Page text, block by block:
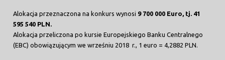
Alokacja przeznaczona na konkurs wynosi 9 700 000 Euro, tj. 41
595 540 PLN
Alokacja przeliczona po kursie Europejskiego Banku Centralnego
(EBC) obowiązującym we wrześniu 2018 r., 1 euro = 4,2882 PLN.